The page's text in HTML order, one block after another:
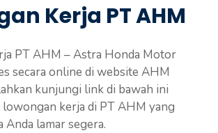
Kerja PT AHM
PT AHM – Astra Honda Motor
secara online di website AHM
kunjungi link di bawah ini
kerja di PT AHM yang
Anda lamar segera.